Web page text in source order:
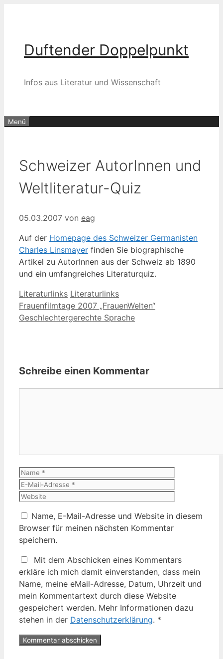
Duftender Doppelpunkt
Infos aus Literatur und Wissenschaft
Menü
Schweizer AutorInnen und
Weltliteratur-Quiz
05.03.2007 von eag
Auf der Homepage des Schweizer Germanisten
Charles Linsmayer finden Sie biographische
Artikel zu AutorInnen aus der Schweiz ab 1890
und ein umfangreiches Literaturquiz.
Kategorien
Literaturlinks Schlagwörter
Literaturlinks
Frauenfilmtage 2007 „FrauenWelten“
Geschlechtergerechte Sprache
Schreibe einen Kommentar
Name
Name, E-Mail-Adresse und Website in diesem
Browser für meinen nächsten Kommentar
speichern.
Mit dem Abschicken eines Kommentars
erkläre ich mich damit einverstanden, dass mein
Name, meine eMail-Adresse, Datum, Uhrzeit und
mein Kommentartext durch diese Website
gespeichert werden. Mehr Informationen dazu
stehen in der Datenschutzerklärung. *